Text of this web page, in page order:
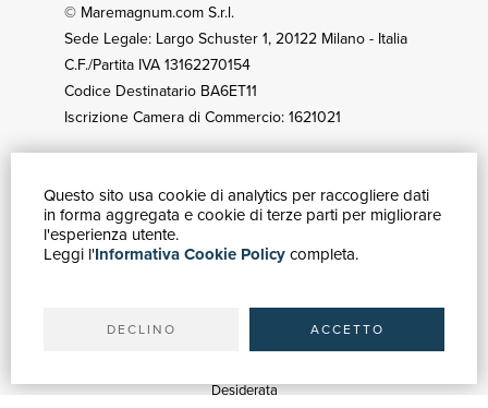
Questo sito usa cookie di analytics per raccogliere dati
in forma aggregata e cookie di terze parti per migliorare
l'esperienza utente.
Leggi l'Informativa Cookie Policycompleta.
DECLINO ACCETTO
© Maremagnum.com S.r.l.
Sede Legale: Largo Schuster 1, 20122 Milano - Italia
C.F./Partita IVA 13162270154
Codice Destinatario BA6ET11
Iscrizione Camera di Commercio: 1621021
GUIDA ACQUISTI
Ricerca avanzata
Spedizioni
Desiderata